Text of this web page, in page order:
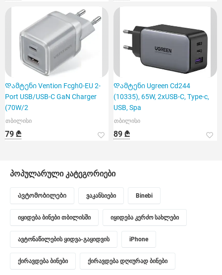
Დამტენი Vention Fcgh0-EU 2-
Port USB/USB-C GaN Charger
(70W/2
თბილისი
79 ₾
Დამტენი Ugreen Cd244
(10335), 65W, 2xUSB-C, Type-c,
USB, Spa
თბილისი
89 ₾
პოპულარული კატეგორიები
Ავტომობილები ვაკანსიები Binebi
იყიდება ბინები თბილისში იყიდება კერძო სახლები
ავტონაწილების ყიდვა-გაყიდვის iPhone
ქირავდება ბინები ქირავდება დღიურად ბინები